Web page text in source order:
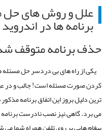
علل و روش های
برنامههادر اندروید
حذف برنامه متوقف
یکی از راه های بی دردسر حل مسئله
کردن صورت مسئله است!جالب و در
ترین دلیل بروز این اتفاق برنامه
می برد.گاهی نیز نصب نادرست